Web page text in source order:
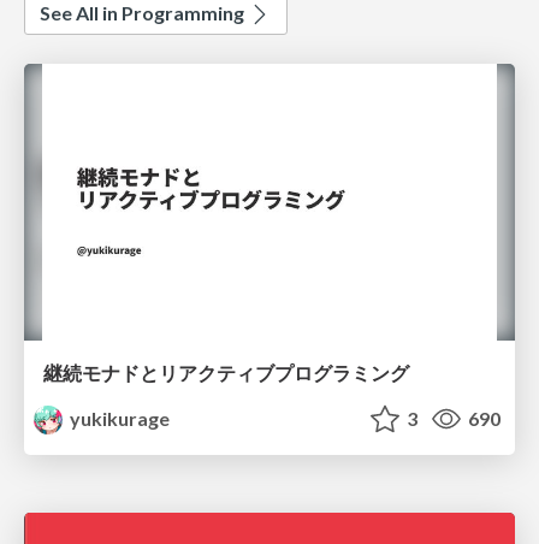
See All in Programming
継続モナドとリアクティブプログラミング
yukikurage
3 690